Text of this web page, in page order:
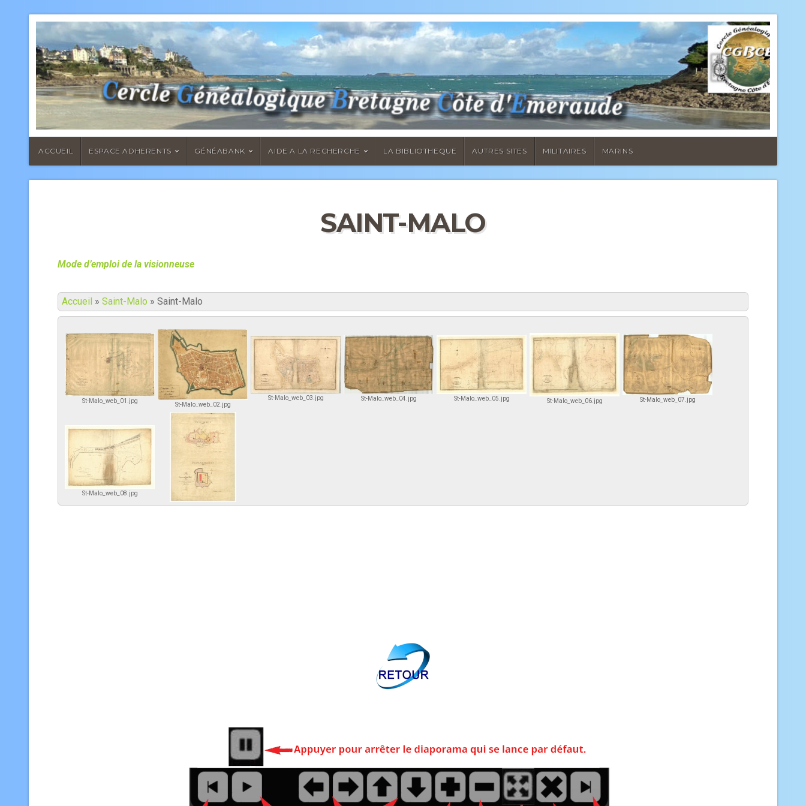
ACCUEIL ESPACE ADHERENTS GÉNÉABANK AIDE A LA RECHERCHE LA BIBLIOTHEQUE AUTRES SITES MILITAIRES MARINS
SAINT-MALO
Mode d’emploi de la visionneuse
Accueil » Saint-Malo » Saint-Malo
St-Malo_web_01.jpg
St-Malo_web_02.jpg
St-Malo_web_03.jpg St-Malo_web_04.jpg St-Malo_web_05.jpg St-Malo_web_06.jpg St-Malo_web_07.jpg
St-Malo_web_08.jpg
St-Malo_web_09.jpg